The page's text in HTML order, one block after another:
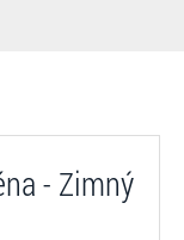
- Zimný